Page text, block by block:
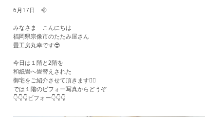
6月17日 🌞
みなさま こんにちは
福岡県宗像市のたたみ屋さん
畳工房丸幸です😎
今日は１階と2階を
和紙畳へ畳替えされた
御宅をご紹介させて頂きます🙋‍♂️
では１階のビフォー写真からどうぞ
👇👇👇ビフォー👇👇👇